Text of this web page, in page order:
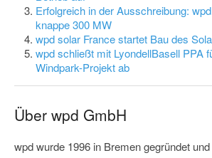
Erfolgreich in der Ausschreibung:
knappe 300 MW
wpd solar France startet Bau des
wpd schließt mit LyondellBasell PPA
Windpark-Projekt ab
Über wpd GmbH
wpd wurde 1996 in Bremen gegründet